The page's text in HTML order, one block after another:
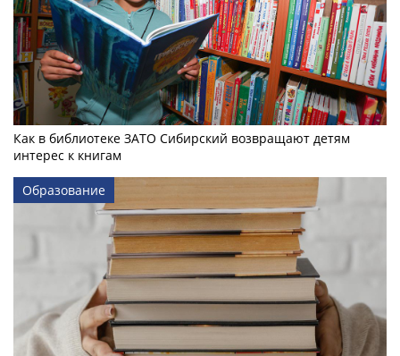
Как в библиотеке ЗАТО Сибирский возвращают детям
интерес к книгам
Образование